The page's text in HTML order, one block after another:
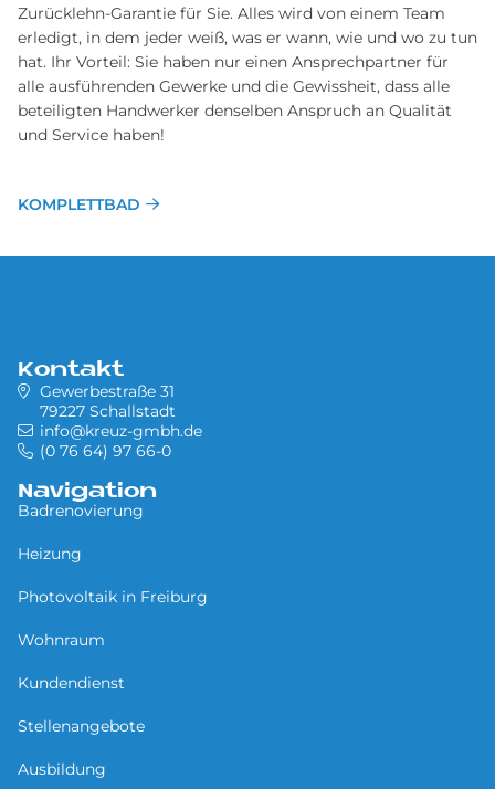
Zurücklehn-Garantie für Sie. Alles wird von einem Team
erledigt, in dem jeder weiß, was er wann, wie und wo zu tun
hat. Ihr Vorteil: Sie haben nur einen Ansprechpartner für
alle ausführenden Gewerke und die Gewissheit, dass alle
beteiligten Handwerker denselben Anspruch an Qualität
und Service haben!
KOMPLETTBAD
Kontakt
Gewerbestraße 31
79227 Schallstadt
info@kreuz-gmbh.de
(0 76 64) 97 66-0
Navigation
Badrenovierung
Heizung
Photovoltaik in Freiburg
Wohnraum
Kundendienst
Stellenangebote
Ausbildung